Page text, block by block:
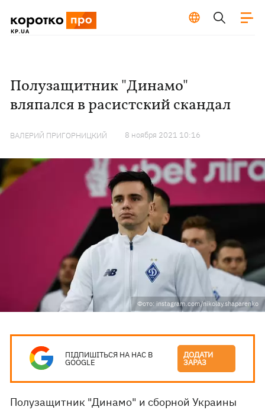
Полузащитник "Динамо"
вляпался в расистский скандал
ВАЛЕРИЙ ПРИГОРНИЦКИЙ 8 ноября 2021 10:16
Фото: instagram.com/nikolay.shaparenko
ПІДПИШІТЬСЯ НА НАС В
GOOGLE
ДОДАТИ
ЗАРАЗ
Полузащитник "Динамо" и сборной Украины